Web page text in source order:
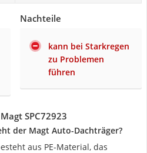
Nachteile
kann bei Starkregen
zu Problemen
führen
SPC72923
der Magt Auto-Dachträger?
aus PE-Material, das